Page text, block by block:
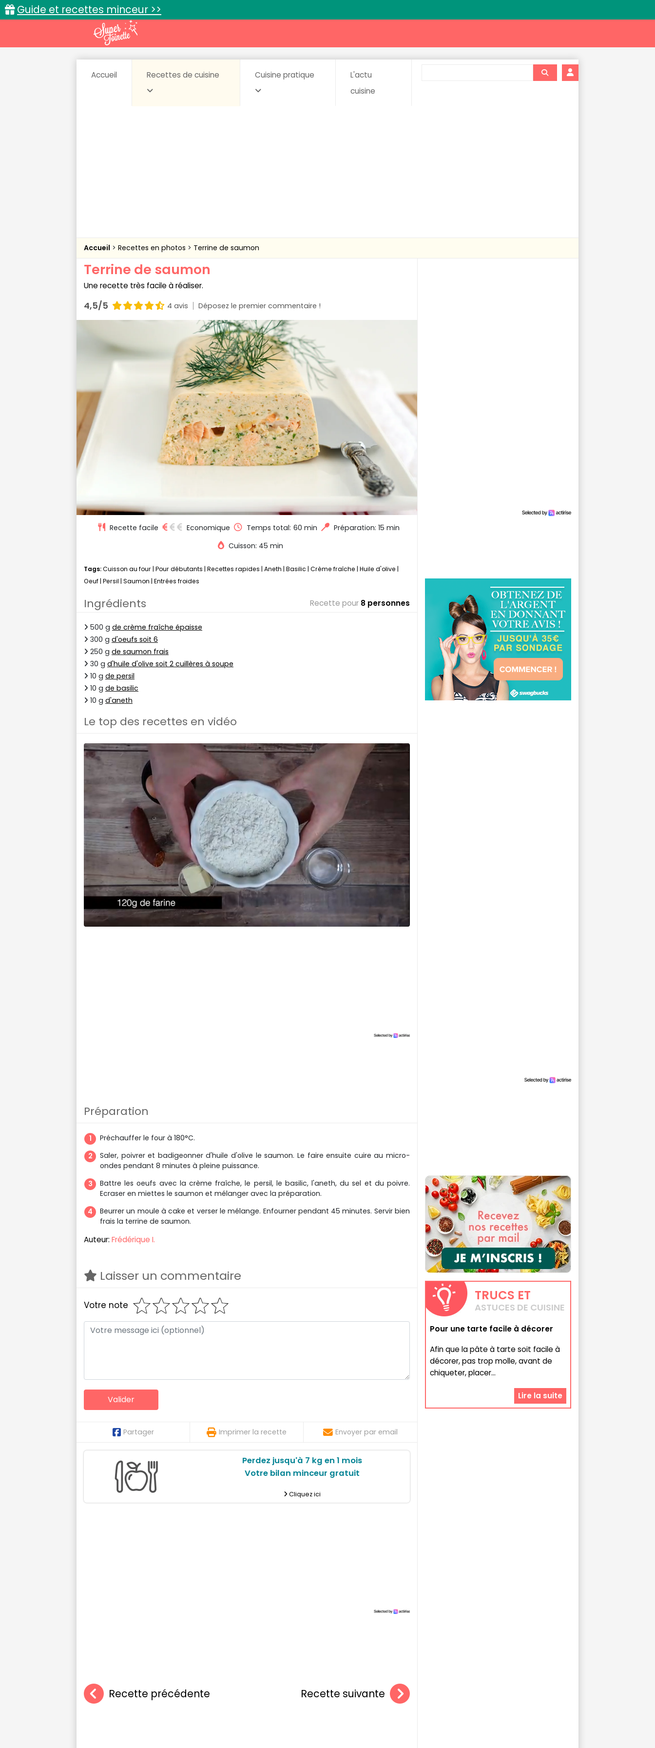
Guide et recettes minceur >>
Accueil Recettes de cuisine Cuisine pratique
L'actu
cuisine
Accueil Recettes en photos Terrine de saumon
Terrine de saumon
Une recette très facile à réaliser.
4,5/5 4 avis Déposez le premier commentaire !
Recette facile Economique Temps total: 60 min
Préparation: 15 min
Cuisson: 45 min
Tags:Cuisson au four | Pour débutants | Recettes rapides | Aneth | Basilic | Crème fraîche | Huile d'olive |
Oeuf | Persil | Saumon | Entrées froides
Ingrédients Recette pour 8 personnes
500 g de crème fraîche épaisse
300 g d'oeufs soit 6
250 g de saumon frais
30 g d'huile d'olive soit 2 cuillères à soupe
10 g de persil
10 g de basilic
10 g d'aneth
Le top des recettes en vidéo
Préparation
Préchauffer le four à 180°C.
Saler, poivrer et badigeonner d'huile d'olive le saumon. Le faire ensuite cuire au micro-
ondes pendant 8 minutes à pleine puissance.
Battre les oeufs avec la crème fraîche, le persil, le basilic, l'aneth, du sel et du poivre.
Ecraser en miettes le saumon et mélanger avec la préparation.
Beurrer un moule à cake et verser le mélange. Enfourner pendant 45 minutes. Servir bien
frais la terrine de saumon.
Auteur: Frédérique I.
Laisser un commentaire
Votre note
Partager Imprimer la recette Envoyer par email
Perdez jusqu'à 7 kg en 1 mois
Votre bilan minceur gratuit
Cliquez ici
Recette précédente Recette suivante
TRUCS ET
ASTUCES DE CUISINE
Pour une tarte facile à décorer
Afin que la pâte à tarte soit facile à
décorer, pas trop molle, avant de
chiqueter, placer...
Lire la suite